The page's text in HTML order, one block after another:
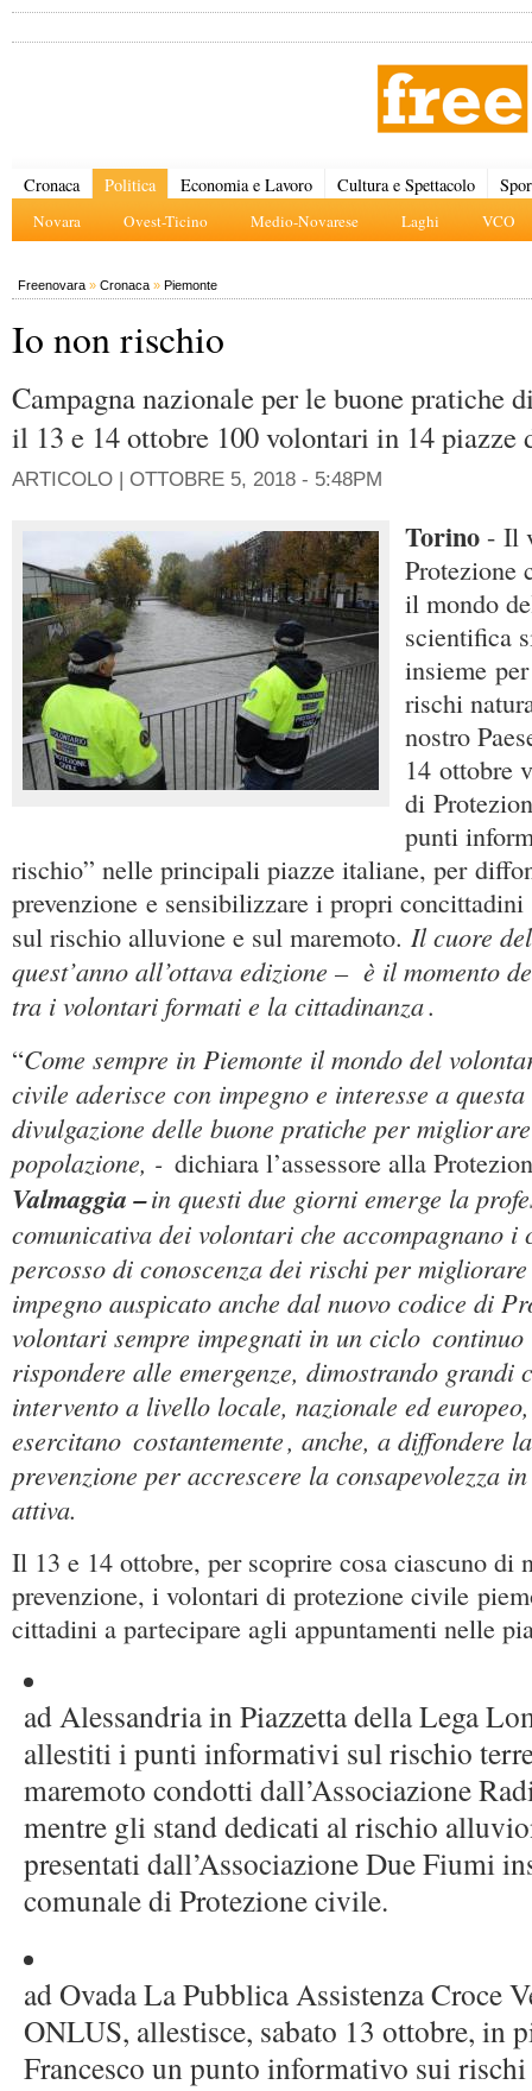
Cronaca Politica
Novara Ovest-Ticino Medio-Novarese Laghi VCO
Economia e Lavoro Cultura e Spettacolo
Freenovara » Cronaca » Piemonte
Io non rischio
Campagna nazionale per le buone pratiche
il 13 e 14 ottobre 100 volontari in 14 piazze
ARTICOLO | OTTOBRE 5, 2018 - 5:48PM
Torino - Il
Protezione
il mondo
scientifica
insieme
rischi
nostro
14 ottobre
di
punti
rischio” nelle principali piazze italiane, per
prevenzione e sensibilizzare i propri
sul rischio alluvione e sul maremoto. Il cuore
quest’anno all’ottava edizione – è il momento
tra i volontari formati e la cittadinanza.
“Come sempre in Piemonte il mondo del
civile aderisce con impegno e interesse a
divulgazione delle buone pratiche per migliorare
popolazione, - dichiara l’assessore alla
Valmaggia –in questi due giorni emerge la
comunicativa dei volontari che accompagnano
percosso di conoscenza dei rischi per
impegno auspicato anche dal nuovo codice di
volontari sempre impegnati in un ciclo continuo
rispondere alle emergenze, dimostrando grandi
intervento a livello locale, nazionale ed
esercitano costantemente, anche, a diffondere
prevenzione per accrescere la consapevolezza
attiva.
Il 13 e 14 ottobre, per scoprire cosa ciascuno di
prevenzione, i volontari di protezione civile
cittadini a partecipare agli appuntamenti nelle
ad Alessandria in Piazzetta della Lega
allestiti i punti informativi sul rischio
maremoto condotti dall’Associazione
mentre gli stand dedicati al rischio
presentati dall’Associazione Due Fiumi
comunale di Protezione civile.
ad Ovada La Pubblica Assistenza Croce
ONLUS, allestisce, sabato 13 ottobre, in
Francesco un punto informativo sui